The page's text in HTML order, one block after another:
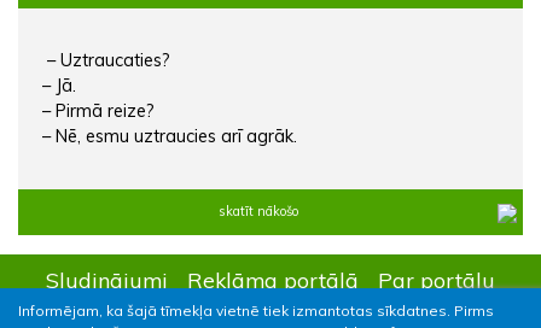
Informējam, ka šajā tīmekļa vietnē tiek izmantotas sīkdatnes. Pirms
– Uztraucaties?
– Jā.
– Pirmā reize?
– Nē, esmu uztraucies arī agrāk.
skatīt nākošo
Sludinājumi Reklāma portālā
Par portālu